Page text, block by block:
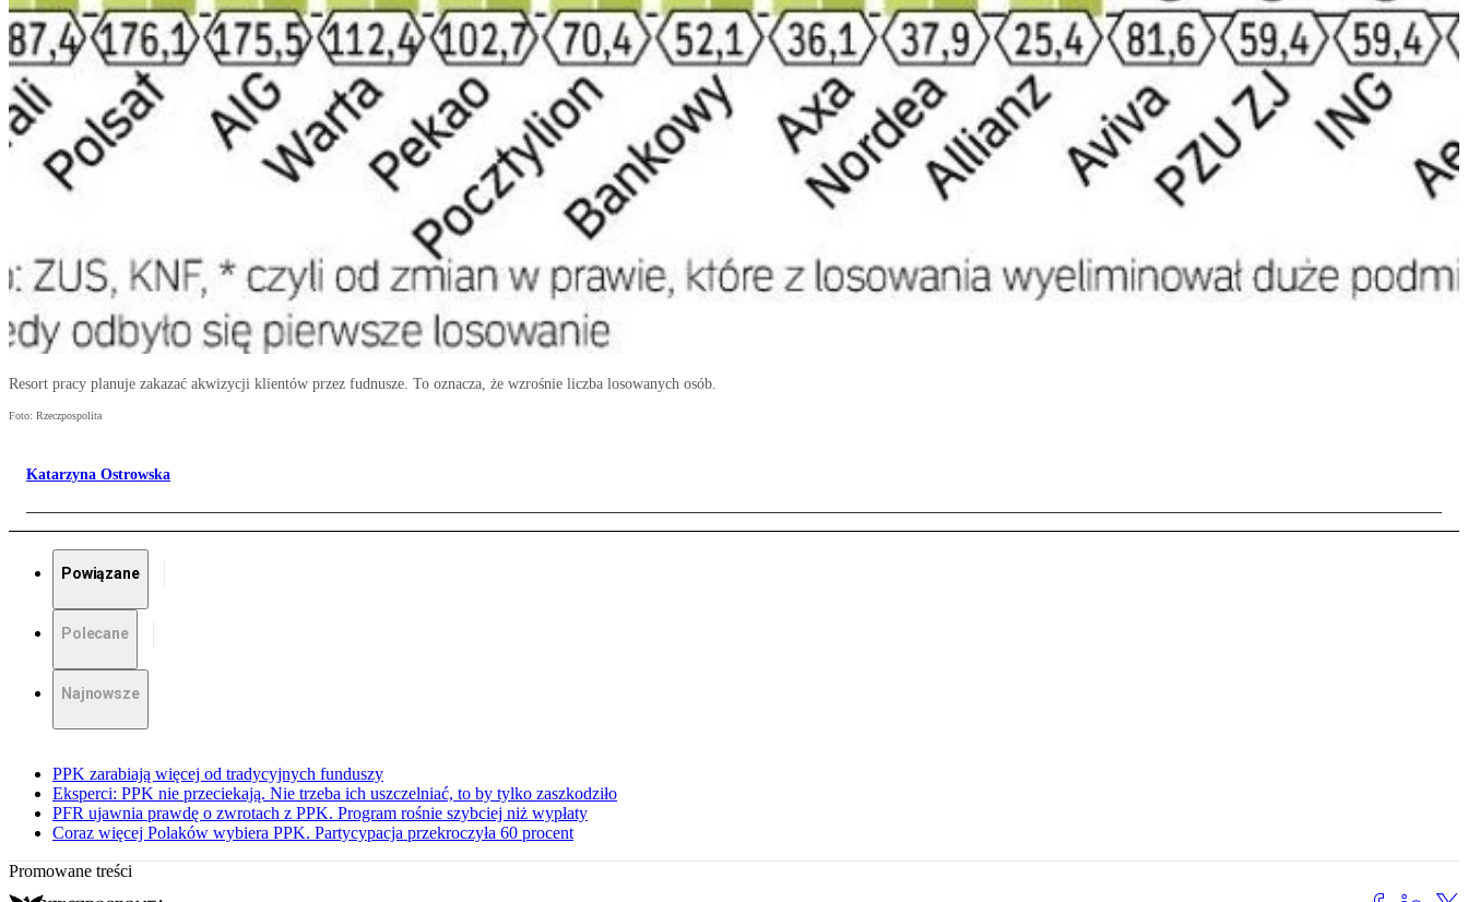
Resort pracy planuje zakazać akwizycji klientów przez fudnusze. To oznacza, że wzrośnie liczba losowanych osób.
Foto: Rzeczpospolita
Katarzyna Ostrowska
Powiązane
Polecane
Najnowsze
PPK zarabiają więcej od tradycyjnych funduszy
Eksperci: PPK nie przeciekają. Nie trzeba ich uszczelniać, to by tylko zaszkodziło
PFR ujawnia prawdę o zwrotach z PPK. Program rośnie szybciej niż wypłaty
Coraz więcej Polaków wybiera PPK. Partycypacja przekroczyła 60 procent
Promowane treści